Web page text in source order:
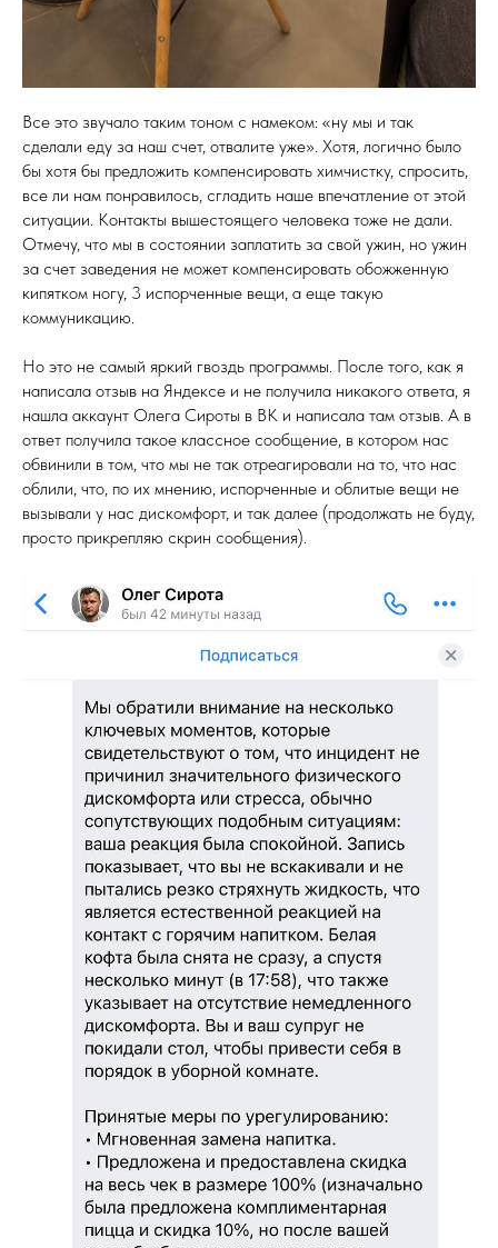
Все это звучало таким тоном с намеком: «ну мы и так
сделали еду за наш счет, отвалите уже». Хотя, логично было
бы хотя бы предложить компенсировать химчистку, спросить,
все ли нам понравилось, сгладить наше впечатление от этой
ситуации. Контакты вышестоящего человека тоже не дали.
Отмечу, что мы в состоянии заплатить за свой ужин, но ужин
за счет заведения не может компенсировать обожженную
кипятком ногу, 3 испорченные вещи, а еще такую
коммуникацию.
Но это не самый яркий гвоздь программы. После того, как я
написала отзыв на Яндексе и не получила никакого ответа, я
нашла аккаунт Олега Сироты в ВК и написала там отзыв. А в
ответ получила такое классное сообщение, в котором нас
обвинили в том, что мы не так отреагировали на то, что нас
облили, что, по их мнению, испорченные и облитые вещи не
вызывали у нас дискомфорт, и так далее (продолжать не буду,
просто прикрепляю скрин сообщения).